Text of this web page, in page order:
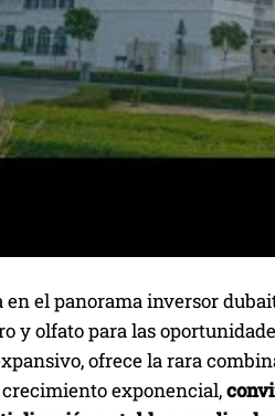
el panorama inversor
y olfato para las
ofrece la rara
exponencial,